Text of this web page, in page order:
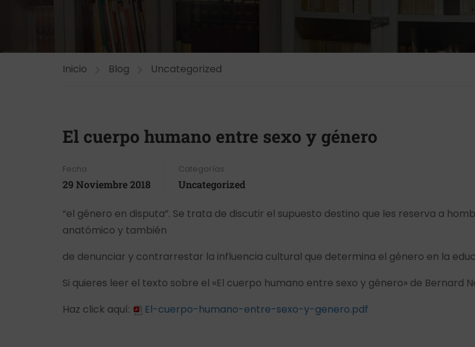
Inicio Blog Uncategorized
El cuerpo humano entre sexo y género
Fecha
29 Noviembre 2018
Categorías
Uncategorized
“el género en disputa”. Se trata de discutir el supuesto destino que les reserva a
anatómico y también
de denunciar y contrarrestar la influencia cultural que determina el género en la
Si quieres leer el texto sobre el «El cuerpo humano entre sexo y género» de Bernard
Haz click aquí:
El-cuerpo-humano-entre-sexo-y-genero.pdf